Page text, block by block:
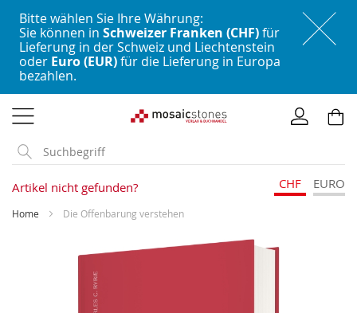
Bitte wählen Sie Ihre Währung:
Sie können in Schweizer Franken (CHF)für
Lieferung in der Schweiz und Liechtenstein
oder Euro (EUR)für die Lieferung in Europa
bezahlen.
zum
Inhalt
Artikel nicht gefunden? CHF EURO
Home Die Offenbarung verstehen